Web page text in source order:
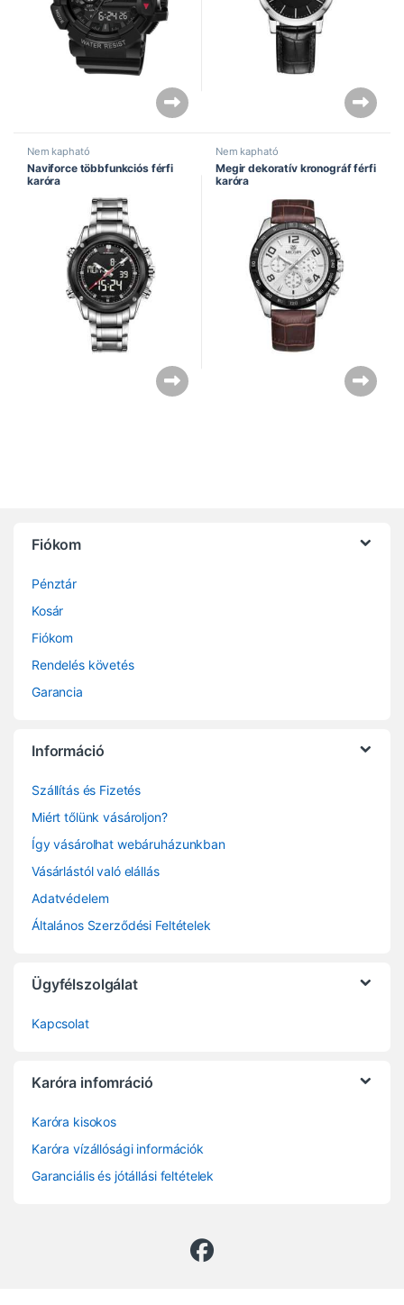
Nem kapható
Naviforce többfunkciós férfi
karóra
Nem kapható
Megir dekoratív kronográf férfi
karóra
Fiókom
Pénztár
Kosár
Fiókom
Rendelés követés
Garancia
Információ
Szállítás és Fizetés
Miért tőlünk vásároljon?
Így vásárolhat webáruházunkban
Vásárlástól való elállás
Adatvédelem
Általános Szerződési Feltételek
Ügyfélszolgálat
Kapcsolat
Karóra infomráció
Karóra kisokos
Karóra vízállósági információk
Garanciális és jótállási feltételek